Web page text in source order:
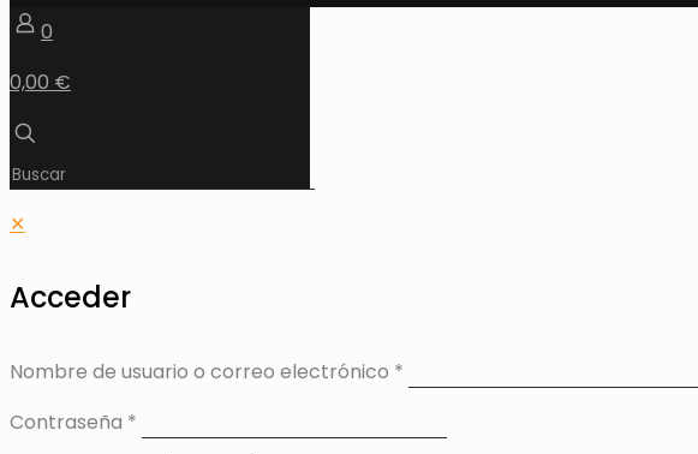
0
0,00 €
✕
Acceder
Nombre de usuario o correo electrónico *
Contraseña *